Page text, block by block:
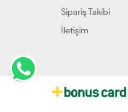
Sipariş Takibi
İletişim